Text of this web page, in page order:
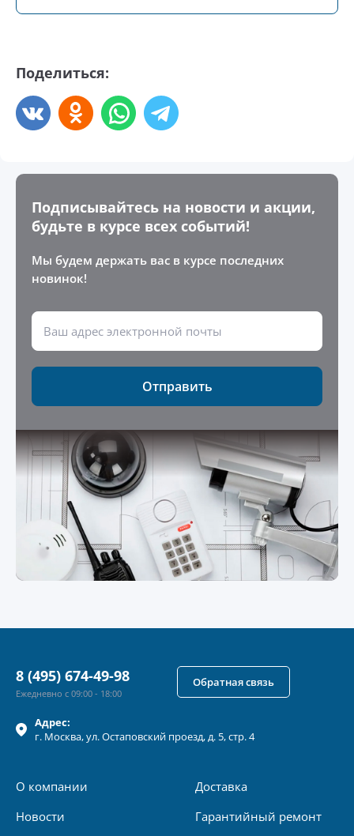
Поделиться:
Подписывайтесь на новости и акции,
будьте в курсе всех событий!
Мы будем держать вас в курсе последних
новинок!
Отправить
Адрес:
г. Москва, ул.Остаповский проезд, д. 5, стр. 4
О компании
Новости
Доставка
Гарантийный ремонт
8 (495) 674-49-98
Ежедневно с 09:00 - 18:00
Обратная связь